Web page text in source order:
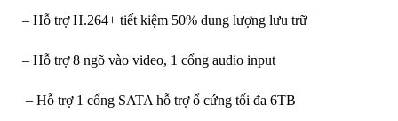
– Hỗ trợ H.264+ tiết kiệm 50% dung lượng lưu trữ
– Hỗ trợ 8 ngõ vào video, 1 cổng audio input
– Hỗ trợ 1 cổng SATA hỗ trợ ổ cứng tối đa 6TB